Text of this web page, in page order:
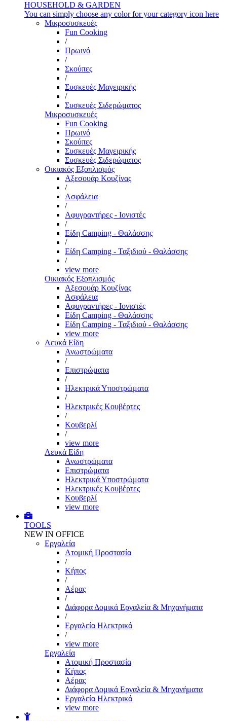
HOUSEHOLD & GARDEN
You can simply choose any color for your category icon here
Μικροσυσκευές
Fun Cooking
/
Πρωινό
/
Σκούπες
/
Συσκευές Μαγειρικής
/
Συσκευές Σιδερώματος
Μικροσυσκευές
Fun Cooking
Πρωινό
Σκούπες
Συσκευές Μαγειρικής
Συσκευές Σιδερώματος
Οικιακός Εξοπλισμός
Αξεσουάρ Κουζίνας
/
Ασφάλεια
/
Αφυγραντήρες - Ιονιστές
/
Είδη Camping - Θαλάσσης
/
Είδη Camping - Ταξιδιού - Θαλάσσης
/
view more
Οικιακός Εξοπλισμός
Αξεσουάρ Κουζίνας
Ασφάλεια
Αφυγραντήρες - Ιονιστές
Είδη Camping - Θαλάσσης
Είδη Camping - Ταξιδιού - Θαλάσσης
view more
Λευκά Είδη
Ανωστρώματα
/
Επιστρώματα
/
Ηλεκτρικά Υποστρώματα
/
Ηλεκτρικές Κουβέρτες
/
Κουβερλί
/
view more
Λευκά Είδη
Ανωστρώματα
Επιστρώματα
Ηλεκτρικά Υποστρώματα
Ηλεκτρικές Κουβέρτες
Κουβερλί
view more
TOOLS
NEW IN OFFICE
Εργαλεία
Aτομική Προστασία
/
Kήπος
/
Αέρας
/
Διάφορα Δομικά Εργαλεία & Μηχανήματα
/
Εργαλεία Ηλεκτρικά
/
view more
Εργαλεία
Aτομική Προστασία
Kήπος
Αέρας
Διάφορα Δομικά Εργαλεία & Μηχανήματα
Εργαλεία Ηλεκτρικά
view more